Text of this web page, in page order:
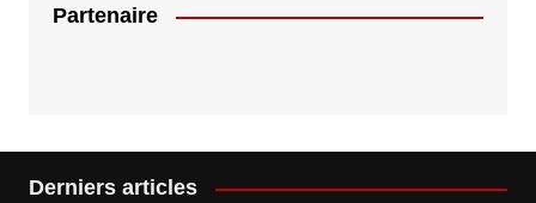
Partenaire
Derniers articles